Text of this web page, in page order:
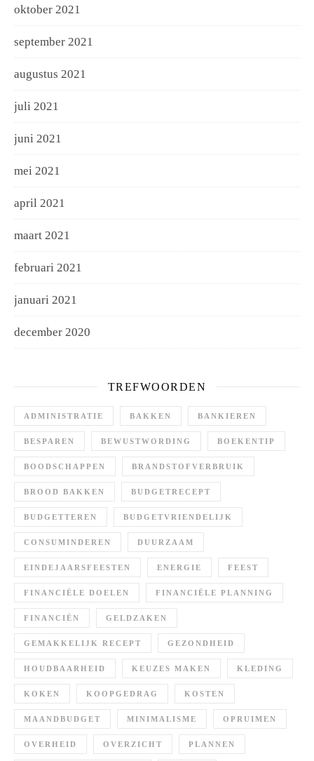
oktober 2021
september 2021
augustus 2021
juli 2021
juni 2021
mei 2021
april 2021
maart 2021
februari 2021
januari 2021
december 2020
TREFWOORDEN
ADMINISTRATIE BAKKEN BANKIEREN
BESPAREN BEWUSTWORDING BOEKENTIP
BOODSCHAPPEN BRANDSTOFVERBRUIK
BROOD BAKKEN BUDGETRECEPT
BUDGETTEREN BUDGETVRIENDELIJK
CONSUMINDEREN DUURZAAM
EINDEJAARSFEESTEN ENERGIE FEEST
FINANCIËLE DOELEN FINANCIËLE PLANNING
FINANCIËN GELDZAKEN
GEMAKKELIJK RECEPT GEZONDHEID
HOUDBAARHEID KEUZES MAKEN KLEDING
KOKEN KOOPGEDRAG KOSTEN
MAANDBUDGET MINIMALISME OPRUIMEN
OVERHEID OVERZICHT PLANNEN